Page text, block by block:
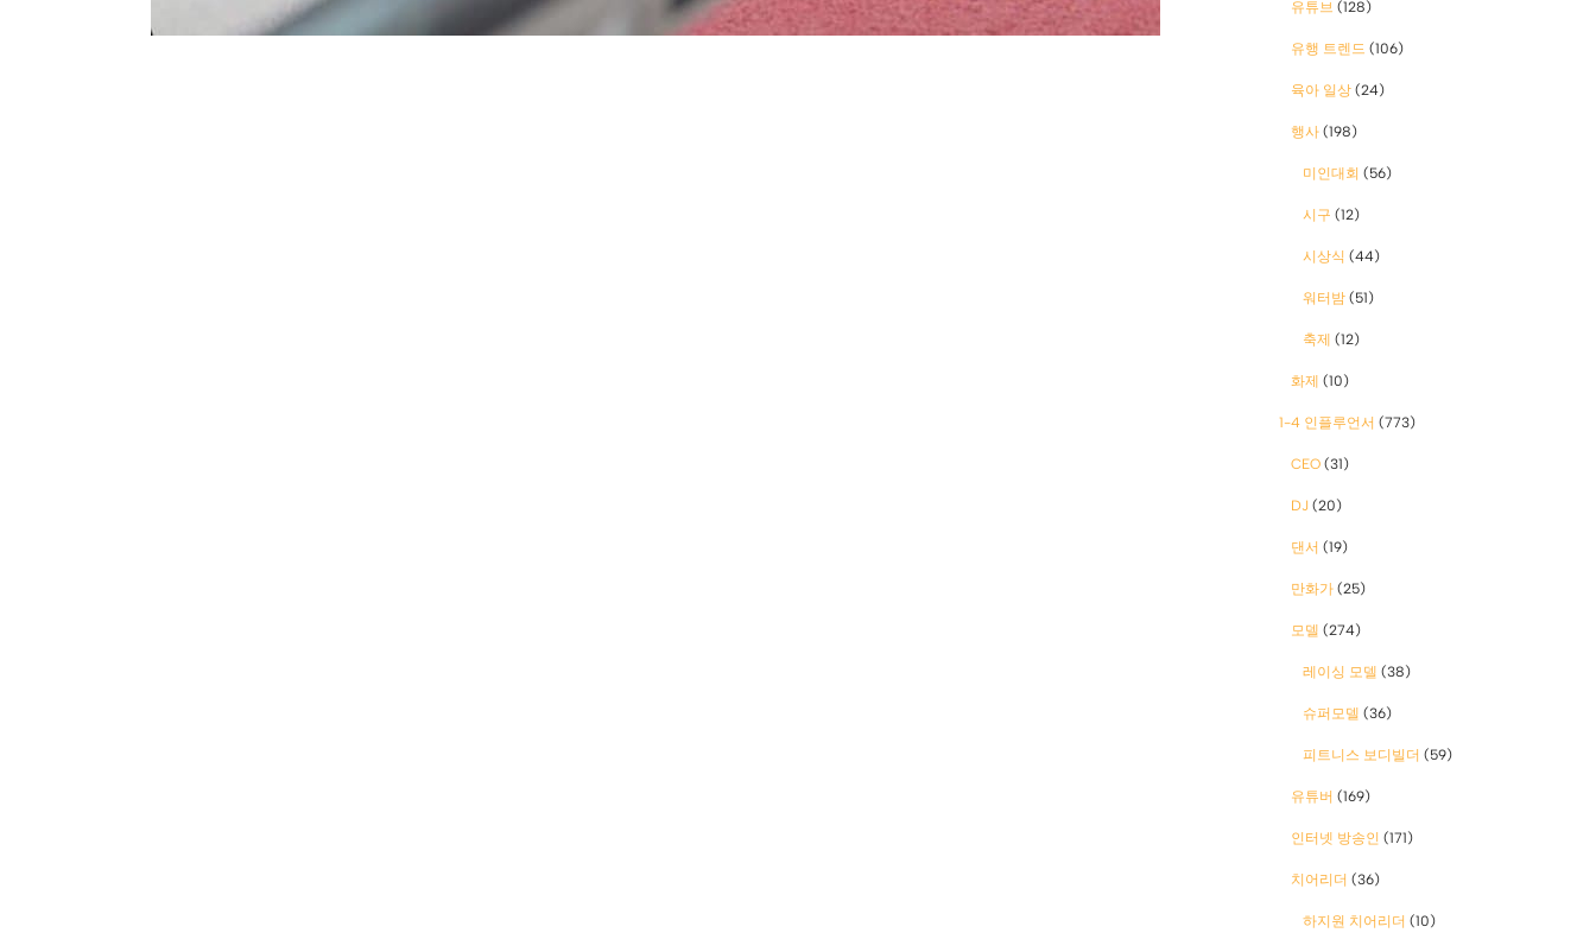
유튜브 (128)
유행 트렌드 (106)
육아 일상 (24)
행사 (198)
미인대회 (56)
시구 (12)
시상식 (44)
워터밤 (51)
축제 (12)
화제 (10)
1-4 인플루언서 (773)
CEO (31)
DJ (20)
댄서 (19)
만화가 (25)
모델 (274)
레이싱 모델 (38)
슈퍼모델 (36)
피트니스 보디빌더 (59)
유튜버 (169)
인터넷 방송인 (171)
치어리더 (36)
하지원 치어리더 (10)